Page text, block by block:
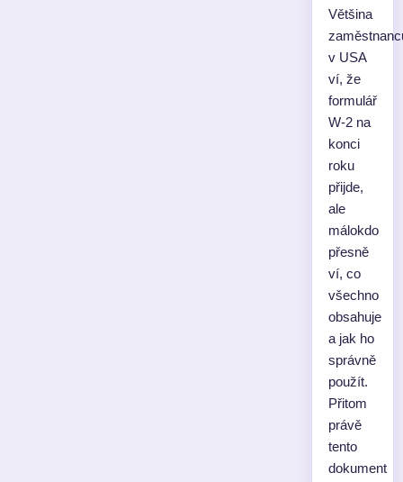
Většina
v USA
ví, že
formulář
W-2 na
konci
roku
přijde,
ale
málokdo
přesně
ví, co
všechno
obsahuje
a jak ho
správně
použít.
Přitom
právě
tento
dokument